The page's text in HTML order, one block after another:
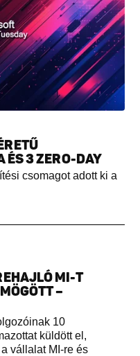
ÉS 3 ZERO-DAY
csomagot adott ki a
MI-T
–
10
küldött el,
vállalat MI-re és